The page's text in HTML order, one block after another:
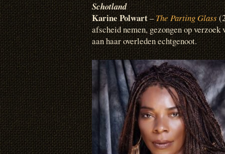
Schotland
Karine Polwart–The Parting Glass
afscheid nemen, gezongen op
aan haar overleden echtgenoot.